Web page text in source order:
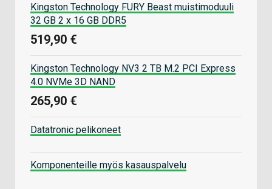
Kingston Technology FURY Beast muistimoduuli
32 GB 2 x 16 GB DDR5
519,90 €
Kingston Technology NV3 2 TB M.2 PCI Express
4.0 NVMe 3D NAND
265,90 €
Datatronic pelikoneet
Komponenteille myös kasauspalvelu